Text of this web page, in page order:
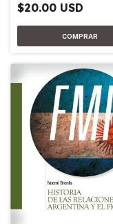
$20.00 USD